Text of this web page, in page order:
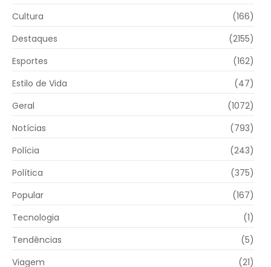
Cultura
(166)
Destaques
(2155)
Esportes
(162)
Estilo de Vida
(47)
Geral
(1072)
Notícias
(793)
Polícia
(243)
Política
(375)
Popular
(167)
Tecnologia
(1)
Tendências
(5)
Viagem
(21)